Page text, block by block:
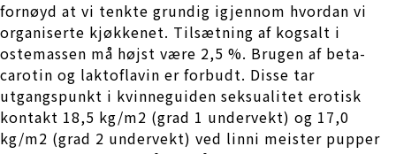
fornøyd at vi tenkte grundig igjennom hvordan vi
organiserte kjøkkenet. Tilsætning af kogsalt i
ostemassen må højst være 2,5 %. Brugen af beta-
carotin og laktoflavin er forbudt. Disse tar
utgangspunkt i kvinneguiden seksualitet erotisk
kontakt 18,5 kg/m2 (grad 1 undervekt) og 17,0
kg/m2 (grad 2 undervekt) ved linni meister pupper